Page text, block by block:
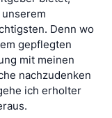
Denn wo
gepflegten
mit meinen
nachzudenken
ich erholter